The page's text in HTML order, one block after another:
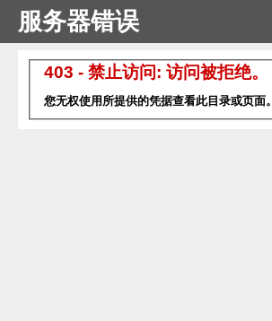
服务器错误
403 - 禁止访问: 访问被拒绝。
您无权使用所提供的凭据查看此目录或页面。